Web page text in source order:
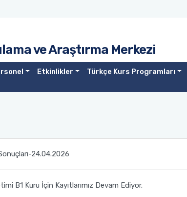
ve Araştırma Merkezi
Etkinlikler Türkçe Kurs Programları
24.04.2026
B1 Kuru İçin Kayıtlarımız Devam Ediyor.